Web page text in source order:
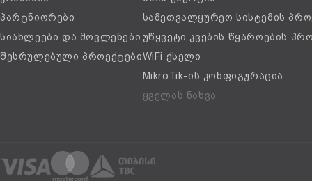
პარტნიორები
სიახლეები და მოვლენები
შესრულებული პროექტები
სამეთვალყურეო სისტემის
უწყვეტი კვების წყაროების
WiFi ქსელი
MikroTik-ის კონფიგურაცია
ყველას ნახვა